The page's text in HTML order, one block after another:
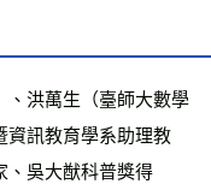
、洪萬生（臺師大數學
資訊教育學系助理教
、吳大猷科普獎得